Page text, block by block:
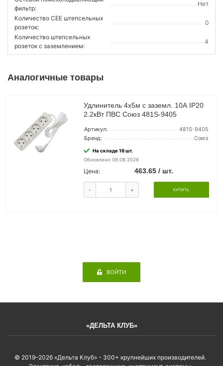
фильтр:
Нет
Количество CEE штепсельных
розеток:
0
Количество штепсельных
розеток с заземлением:
4
Аналогичные товары
Удлинитель 4х5м с заземл. 10А IP20
2.2кВт ПВС Союз 481S-9405
Артикул:
481S-9405
Бренд:
Союз
На складе 16 шт.
Обновлено 08.08.2026
Цена: 463.65 / шт.
- + КУПИТЬ
ВОЙТИ
«ДЕЛЬТА КЛУБ»
© 2019–2026 «Дельта Клуб» - 300+ крупнейших производителей.